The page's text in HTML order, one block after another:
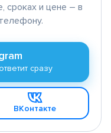
сроках и цене – в
сразу
ВКонтакте